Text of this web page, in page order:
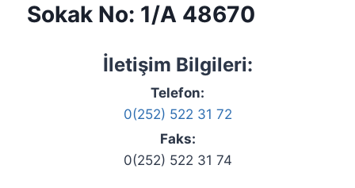
Sokak No: 1/A 48670
İletişim Bilgileri:
Telefon:
0(252) 522 31 72
Faks:
0(252) 522 31 74